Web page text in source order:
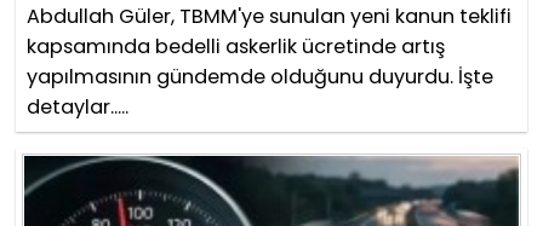
Abdullah Güler, TBMM'ye sunulan yeni kanun teklifi
kapsamında bedelli askerlik ücretinde artış
yapılmasının gündemde olduğunu duyurdu. İşte
detaylar.....